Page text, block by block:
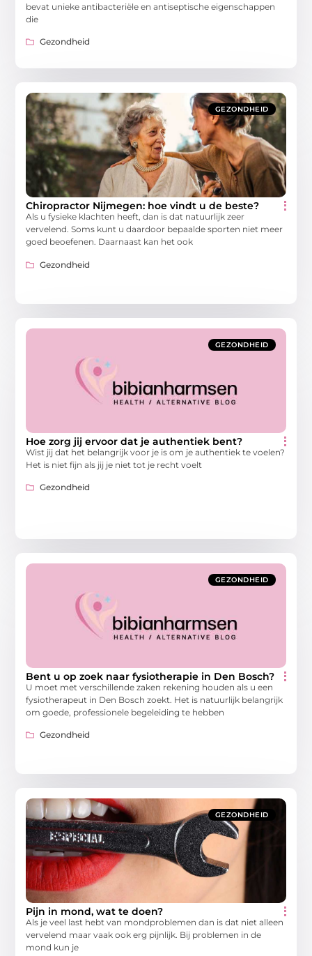
bevat unieke antibacteriële en antiseptische eigenschappen
die
Gezondheid
GEZONDHEID
Chiropractor Nijmegen: hoe vindt u de beste?
Als u fysieke klachten heeft, dan is dat natuurlijk zeer
vervelend. Soms kunt u daardoor bepaalde sporten niet meer
goed beoefenen. Daarnaast kan het ook
Gezondheid
GEZONDHEID
Hoe zorg jij ervoor dat je authentiek bent?
Wist jij dat het belangrijk voor je is om je authentiek te voelen?
Het is niet fijn als jij je niet tot je recht voelt
Gezondheid
GEZONDHEID
Bent u op zoek naar fysiotherapie in Den Bosch?
U moet met verschillende zaken rekening houden als u een
fysiotherapeut in Den Bosch zoekt. Het is natuurlijk belangrijk
om goede, professionele begeleiding te hebben
Gezondheid
GEZONDHEID
Pijn in mond, wat te doen?
Als je veel last hebt van mondproblemen dan is dat niet alleen
vervelend maar vaak ook erg pijnlijk. Bij problemen in de
mond kun je